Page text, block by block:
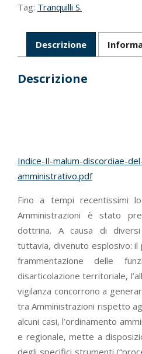
Tag: Tranquilli S.
Descrizione
Descrizione
Indice-Il-malum-discordiae-
amministrativo.pdf
Fino a tempi recentissimi
Amministrazioni è stato
dottrina. A causa di
tuttavia, divenuto esplosivo: il
frammentazione delle
disarticolazione territoriale,
vigilanza concorrono a
tra Amministrazioni rispetto
alcuni casi, l’ordinamento
e regionale, mette a
degli specifici strumenti